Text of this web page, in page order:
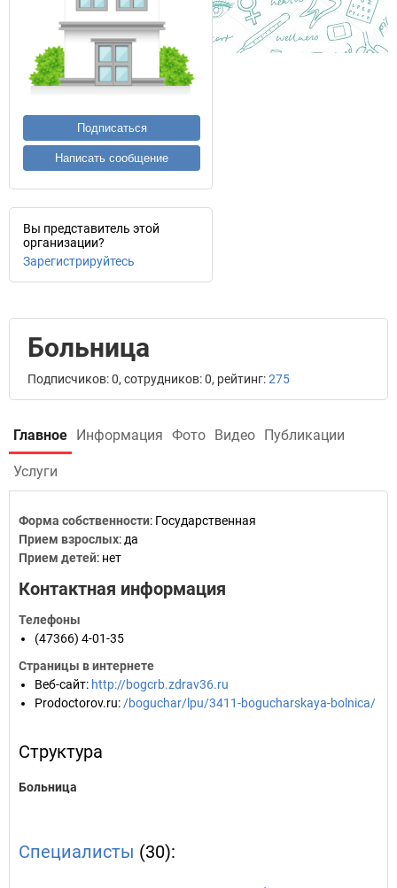
Подписаться
Написать сообщение
Вы представитель этой
организации?
Зарегистрируйтесь
Больница
Подписчиков: 0, сотрудников: 0, рейтинг:275
Главное Информация Фото Видео Публикации
Услуги
Форма собственности: Государственная
Прием взрослых: да
Прием детей: нет
Контактная информация
Телефоны
(47366) 4-01-35
Страницы в интернете
Веб-сайт: http://bogcrb.zdrav36.ru
Prodoctorov.ru: /boguchar/lpu/3411-bogucharskaya-bolnica/
Структура
Больница
Специалисты (30):